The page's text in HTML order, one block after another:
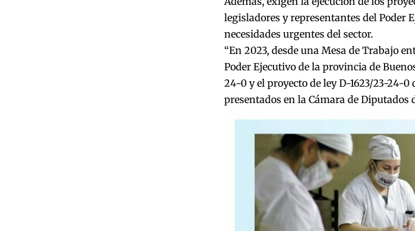
legisladores y representantes del Poder
necesidades urgentes del sector.
“En 2023, desde una Mesa de Trabajo
Poder Ejecutivo de la provincia de
24-0 y el proyecto de ley D-1623/23-24-
presentados en la Cámara de Diputados